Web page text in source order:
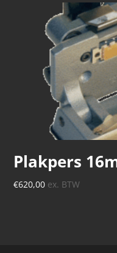
Plakpers
€620,00 ex. BTW